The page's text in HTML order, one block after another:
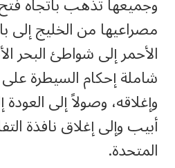
مصراعيها من الخليج إلى
الأحمر إلى شواطئ البحر
شاملة إحكام السيطرة
وإغلاقه، وصولاً إلى
أبيب وإلى إغلاق نافذة
المتحدة.